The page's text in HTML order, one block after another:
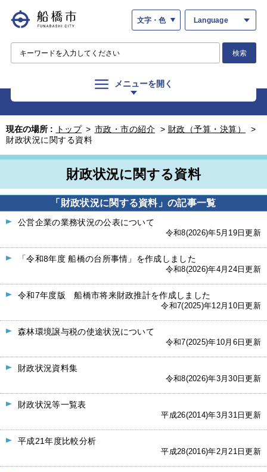
文字・色 Language
検索
メニューを開く
現在の場所 : トップ > 市政・市の紹介 > 財政（予算・決算）
>
財政状況に関する資料
財政状況に関する資料
「財政状況に関する資料」の記事一覧
公営企業の業務状況の公表について
令和8(2026)年5月19日更新
「令和8年度 船橋の台所事情」を作成しました
令和8(2026)年4月24日更新
令和7年度版 船橋市将来財政推計を作成しました
令和7(2025)年12月10日更新
森林環境譲与税の使途状況について
令和7(2025)年10月6日更新
財政状況資料集
令和8(2026)年3月30日更新
財政状況等一覧表
平成26(2014)年3月31日更新
平成21年度比較分析
平成28(2016)年2月21日更新